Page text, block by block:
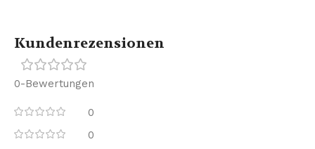
Kundenrezensionen
0-Bewertungen
0
0